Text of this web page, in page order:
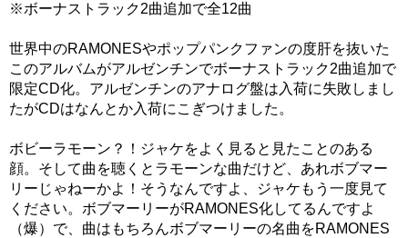
※ボーナストラック2曲追加で全12曲
世界中のRAMONESやポップパンクファンの度肝を抜いた
このアルバムがアルゼンチンでボーナストラック2曲追加で
限定CD化。アルゼンチンのアナログ盤は入荷に失敗しまし
たがCDはなんとか入荷にこぎつけました。
ボビーラモーン？！ジャケをよく見ると見たことのある
顔。そして曲を聴くとラモーンな曲だけど、あれボブマー
リーじゃねーかよ！そうなんですよ、ジャケもう一度見て
ください。ボブマーリーがRAMONES化してるんですよ
（爆）で、曲はもちろんボブマーリーの名曲をRAMONES